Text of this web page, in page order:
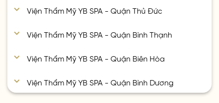
Viện Thẩm Mỹ YB SPA - Quận Thủ Đức
Viện Thẩm Mỹ YB SPA - Quận Bình Thạnh
Viện Thẩm Mỹ YB SPA - Quận Biên Hòa
Viện Thẩm Mỹ YB SPA - Quận Bình Dương